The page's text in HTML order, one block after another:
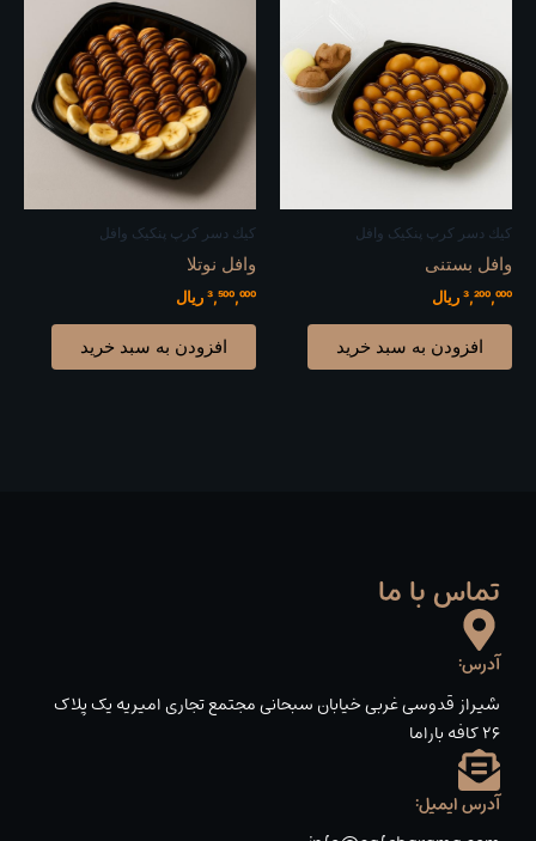
كيك دسر کرپ پنکیک وافل
وافل بستنی
3,200,000ریال
افزودن به سبد خرید
كيك دسر کرپ پنکیک وافل
وافل نوتلا
3,500,000ریال
افزودن به سبد خرید
تماس با ما
آدرس:
شیراز قدوسی غربی خیابان سبحانی مجتمع تجاری امیریه یک پلاک
۲۶ کافه باراما
آدرس ایمیل: